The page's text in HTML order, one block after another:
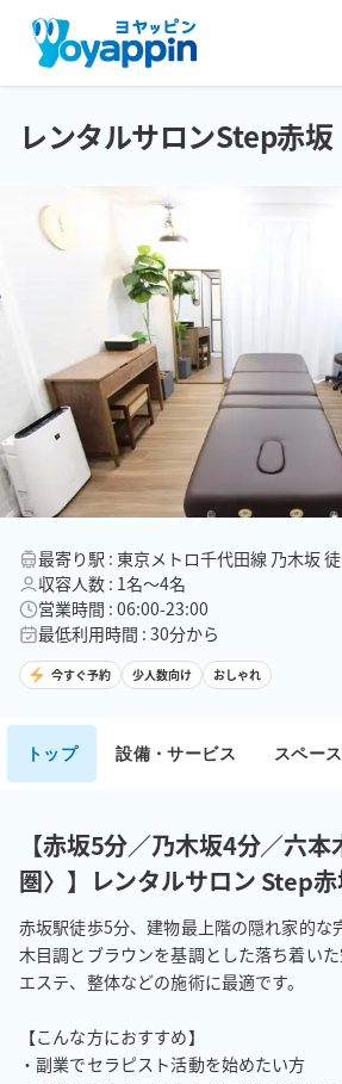
最寄り駅 : 東京メトロ千代田線 乃木坂
収容人数 : 1名〜4名
営業時間 : 06:00-23:00
最低利用時間 : 30分から
今すぐ予約 少人数向け おしゃれ
レンタルサロンStep赤坂
トップ 設備・サービス スペー
【赤坂5分／乃木坂4分／六
圏〉】レンタルサロン Step
赤坂駅徒歩5分、建物最上階の隠れ家的な
木目調とブラウンを基調とした落ち着いた
エステ、整体などの施術に最適です。
【こんな方におすすめ】
・副業でセラピスト活動を始めたい方